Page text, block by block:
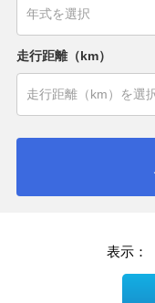
走行距離（km）
表示：